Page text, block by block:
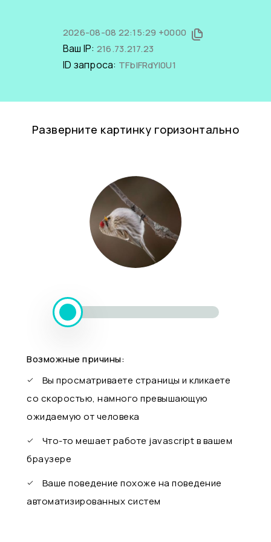
2026-08-08 22:15:29 +0000
Ваш IP: 216.73.217.23
ID запроса: TFbIFRdYI0U1
Разверните картинку горизонтально
Возможные причины:
Вы просматриваете страницы и кликаете
со скоростью, намного превышающую
ожидаемую от человека
Что-то мешает работе javascript в вашем
браузере
Ваше поведение похоже на поведение
автоматизированных систем